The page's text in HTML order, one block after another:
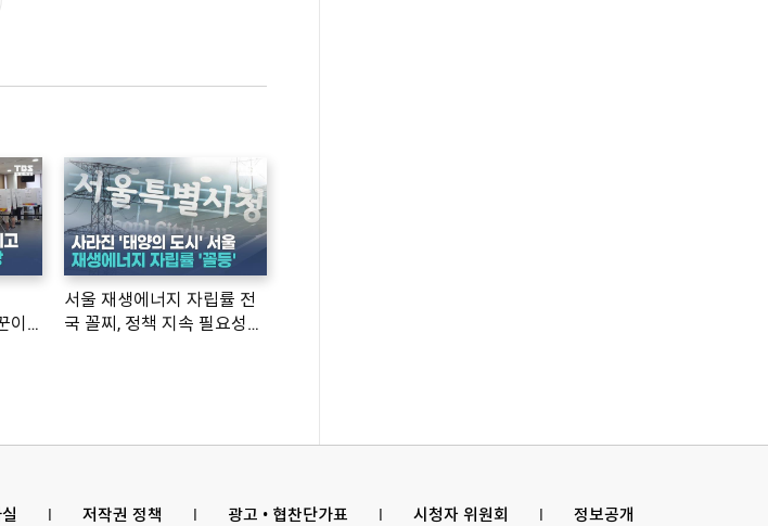
이
서울 재생에너지 자립률 전
국 꼴찌, 정책 지속 필요성
l 저작권 정책 l 광고 • 협찬단가표 l 시청자 위원회 l 정보공개